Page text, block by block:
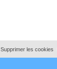
Supprimer les cookies